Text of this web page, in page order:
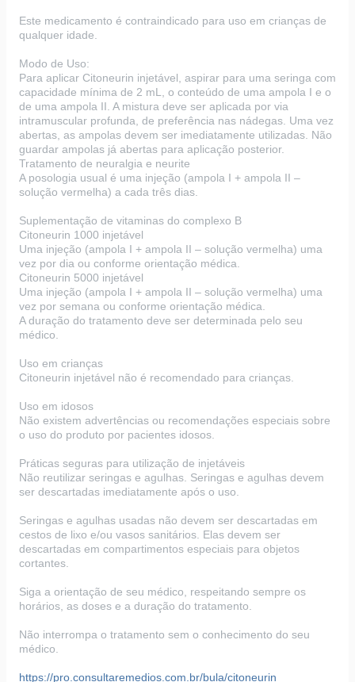
Este medicamento é contraindicado para uso em crianças de
qualquer idade.
Modo de Uso:
Para aplicar Citoneurin injetável, aspirar para uma seringa com
capacidade mínima de 2 mL, o conteúdo de uma ampola I e o
de uma ampola II. A mistura deve ser aplicada por via
intramuscular profunda, de preferência nas nádegas. Uma vez
abertas, as ampolas devem ser imediatamente utilizadas. Não
guardar ampolas já abertas para aplicação posterior.
Tratamento de neuralgia e neurite
A posologia usual é uma injeção (ampola I + ampola II –
solução vermelha) a cada três dias.
Suplementação de vitaminas do complexo B
Citoneurin 1000 injetável
Uma injeção (ampola I + ampola II – solução vermelha) uma
vez por dia ou conforme orientação médica.
Citoneurin 5000 injetável
Uma injeção (ampola I + ampola II – solução vermelha) uma
vez por semana ou conforme orientação médica.
A duração do tratamento deve ser determinada pelo seu
médico.
Uso em crianças
Citoneurin injetável não é recomendado para crianças.
Uso em idosos
Não existem advertências ou recomendações especiais sobre
o uso do produto por pacientes idosos.
Práticas seguras para utilização de injetáveis
Não reutilizar seringas e agulhas. Seringas e agulhas devem
ser descartadas imediatamente após o uso.
Seringas e agulhas usadas não devem ser descartadas em
cestos de lixo e/ou vasos sanitários. Elas devem ser
descartadas em compartimentos especiais para objetos
cortantes.
Siga a orientação de seu médico, respeitando sempre os
horários, as doses e a duração do tratamento.
Não interrompa o tratamento sem o conhecimento do seu
médico.
https://pro.consultaremedios.com.br/bula/citoneurin